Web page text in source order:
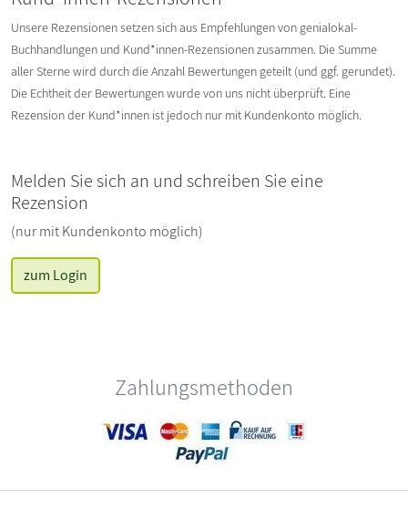
Unsere Rezensionen setzen sich aus Empfehlungen von genialokal-
Buchhandlungen und Kund*innen-Rezensionen zusammen. Die Summe
aller Sterne wird durch die Anzahl Bewertungen geteilt (und ggf. gerundet).
Die Echtheit der Bewertungen wurde von uns nicht überprüft. Eine
Rezension der Kund*innen ist jedoch nur mit Kundenkonto möglich.
Melden Sie sich an und schreiben Sie eine
Rezension
(nur mit Kundenkonto möglich)
zum Login
Zahlungsmethoden